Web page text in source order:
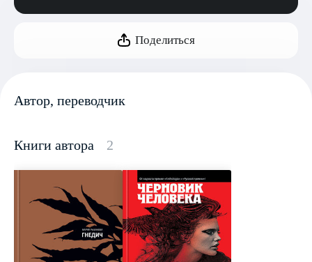
Поделиться
Автор, переводчик
Книги автора 2